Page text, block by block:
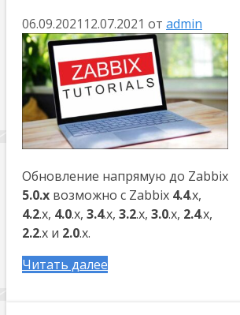
06.09.2021 12.07.2021 от admin
Обновление напрямую до Zabbix
5.0.x возможно с Zabbix 4.4.x,
4.2.x, 4.0.x, 3.4.x, 3.2.x, 3.0.x, 2.4.x,
2.2.x и 2.0.x.
Читать далее